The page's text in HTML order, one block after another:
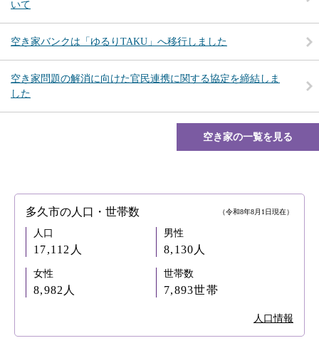
いて
空き家バンクは「ゆるりTAKU」へ移行しました
空き家問題の解消に向けた官民連携に関する協定を締結しま
した
空き家の一覧を見る
多久市の人口・世帯数 （令和8年8月1日現在）
人口
17,112人
男性
8,130人
女性
8,982人
世帯数
7,893世帯
人口情報